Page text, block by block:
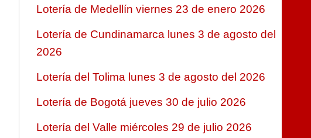
Lotería de Medellín viernes 23 de enero 2026
Lotería de Cundinamarca lunes 3 de agosto del
2026
Lotería del Tolima lunes 3 de agosto del 2026
Lotería de Bogotá jueves 30 de julio 2026
Lotería del Valle miércoles 29 de julio 2026